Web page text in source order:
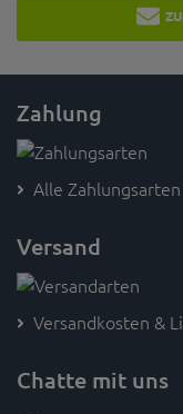
Zahlung
Alle Zahlungsarten
Versand
Versandkosten &
Chatte mit uns